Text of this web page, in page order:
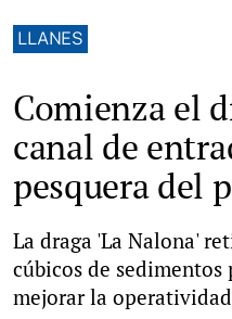
LLANES
Comienza el
canal de
pesquera del
La draga 'La Nalona'
cúbicos de
mejorar la